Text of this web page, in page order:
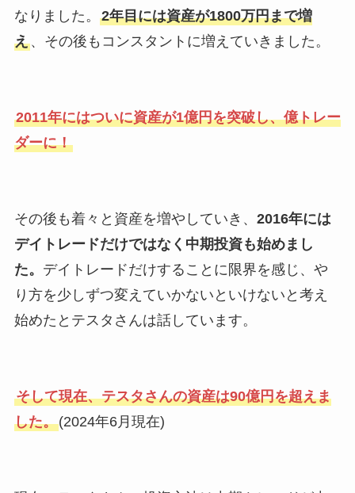
なりました。 2年目には資産が1800万円まで増
え、その後もコンスタントに増えていきました。
2011年にはついに資産が1億円を突破し、億トレー
ダーに！
その後も着々と資産を増やしていき、 2016年には
デイトレードだけではなく中期投資も始めまし
た。 デイトレードだけすることに限界を感じ、や
り方を少しずつ変えていかないといけないと考え
始めたとテスタさんは話しています。
そして現在、テスタさんの資産は90億円を超えま
した。(2024年6月現在)